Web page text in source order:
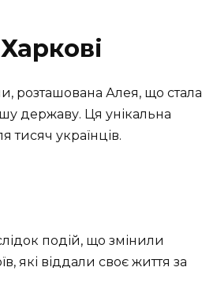
розташована Алея, що стала
державу. Ця унікальна
тисяч українців.
подій, що змінили
які віддали своє життя за